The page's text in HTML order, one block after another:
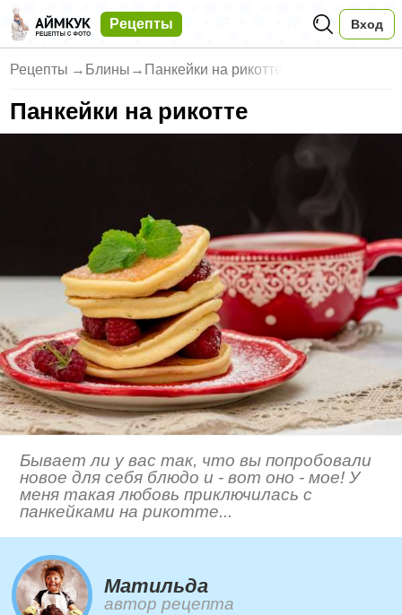
Рецепты Вход
Рецепты → Блины → Панкейки на рикотте
Панкейки на рикотте
Бывает ли у вас так, что вы попробовали
новое для себя блюдо и - вот оно - мое! У
меня такая любовь приключилась с
панкейками на рикотте...
Матильда
автор рецепта